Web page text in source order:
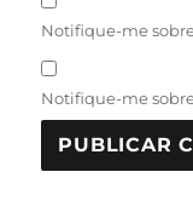
Notifique-me
Notifique-me